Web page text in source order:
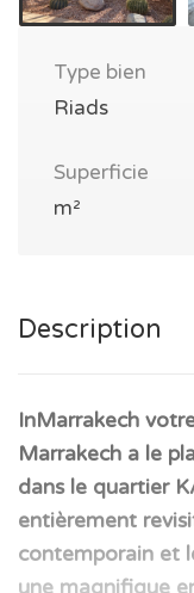
Type bien
Riads
Superficie
m²
Description
InMarrakech
Marrakech a le
dans le quartier
entièrement
contemporain et
une magnifique